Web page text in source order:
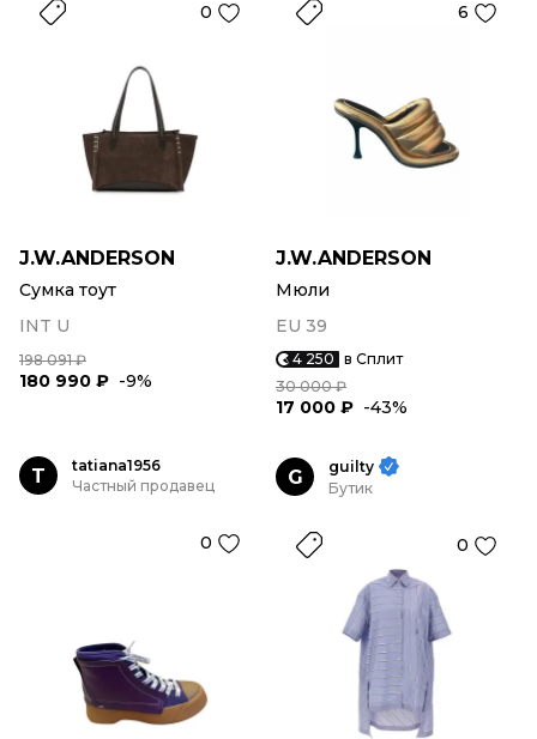
0
J.W.ANDERSON
Сумка тоут
INT U
198 091 ₽
180 990 ₽ -9%
6
J.W.ANDERSON
Мюли
EU 39
4 250 в Сплит
30 000 ₽
17 000 ₽ -43%
T
tatiana1956
Частный продавец
0
G
guilty
Бутик
0